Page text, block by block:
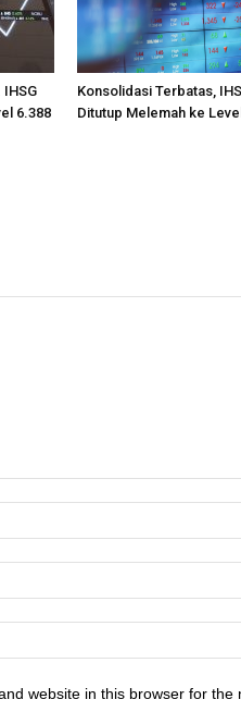
6.388
Konsolidasi Terbatas,
Ditutup Melemah ke
website in this browser for the